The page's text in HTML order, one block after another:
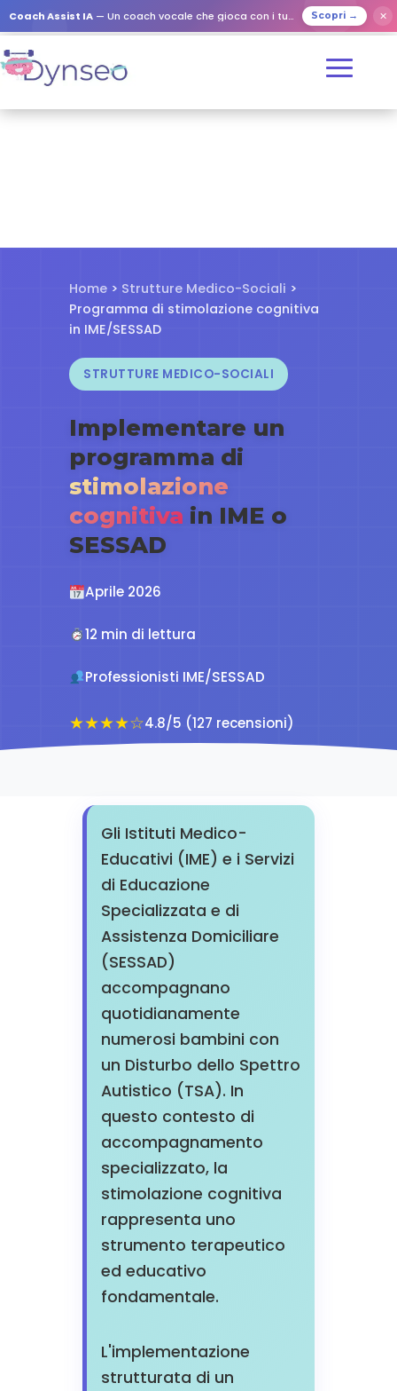
Coach Assist IA — Un coach vocale che gioca con i tuoi cari Scopri → ✕
Home > Strutture Medico-Sociali >
Programma di stimolazione cognitiva
in IME/SESSAD
STRUTTURE MEDICO-SOCIALI
Implementare un
programma di
stimolazione
cognitiva in IME o
SESSAD
Aprile 2026
12 min di lettura
Professionisti IME/SESSAD
★★★★☆4.8/5 (127 recensioni)
Gli Istituti Medico-
Educativi (IME) e i Servizi
di Educazione
Specializzata e di
Assistenza Domiciliare
(SESSAD)
accompagnano
quotidianamente
numerosi bambini con
un Disturbo dello Spettro
Autistico (TSA). In
questo contesto di
accompagnamento
specializzato, la
stimolazione cognitiva
rappresenta uno
strumento terapeutico
ed educativo
fondamentale.
L'implementazione
strutturata di un